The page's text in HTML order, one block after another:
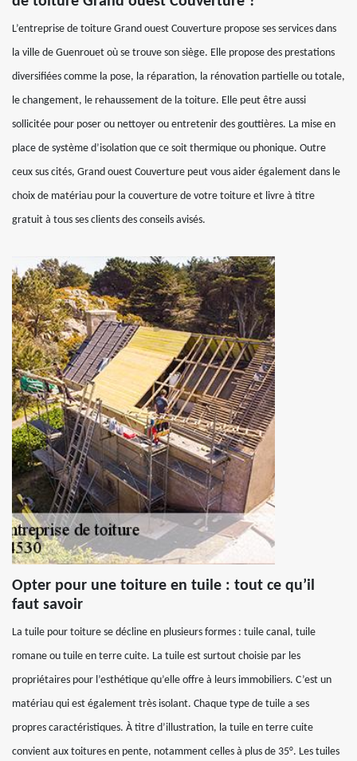
L’entreprise de toiture Grand ouest Couverture propose ses services dans
la ville de Guenrouet où se trouve son siège. Elle propose des prestations
diversifiées comme la pose, la réparation, la rénovation partielle ou totale,
le changement, le rehaussement de la toiture. Elle peut être aussi
sollicitée pour poser ou nettoyer ou entretenir des gouttières. La mise en
place de système d’isolation que ce soit thermique ou phonique. Outre
ceux sus cités, Grand ouest Couverture peut vous aider également dans le
choix de matériau pour la couverture de votre toiture et livre à titre
gratuit à tous ses clients des conseils avisés.
Opter pour une toiture en tuile : tout ce qu’il
faut savoir
La tuile pour toiture se décline en plusieurs formes : tuile canal, tuile
romane ou tuile en terre cuite. La tuile est surtout choisie par les
propriétaires pour l’esthétique qu’elle offre à leurs immobiliers. C’est un
matériau qui est également très isolant. Chaque type de tuile a ses
propres caractéristiques. À titre d’illustration, la tuile en terre cuite
convient aux toitures en pente, notamment celles à plus de 35°. Les tuiles